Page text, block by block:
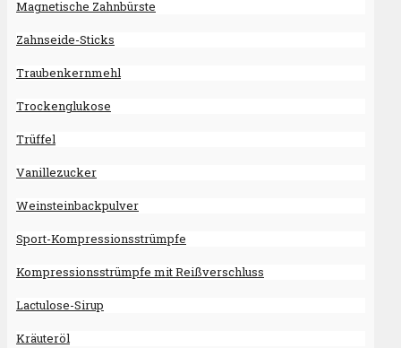
Magnetische Zahnbürste
Zahnseide-Sticks
Traubenkernmehl
Trockenglukose
Trüffel
Vanillezucker
Weinsteinbackpulver
Sport-Kompressionsstrümpfe
Kompressionsstrümpfe mit Reißverschluss
Lactulose-Sirup
Kräuteröl